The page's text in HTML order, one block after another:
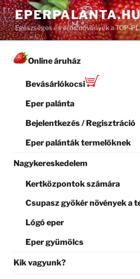
Tartalomhoz
Egészséges és erős növények a TOP-
Online áruház
Bevásárlókocsi
Eper palánta
Bejelentkezés / Regisztráció
Eper palánták termelőknek
Nagykereskedelem
Kertközpontok számára
Csupasz gyökér növények a
Lógó eper
Eper gyümölcs
Kik vagyunk?